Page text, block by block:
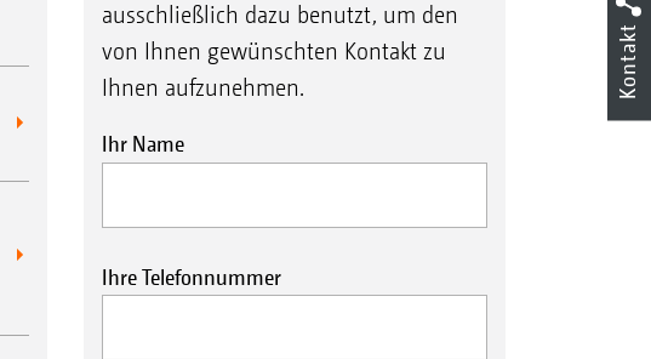
ausschließlich dazu benutzt, um den
von Ihnen gewünschten Kontakt zu
Ihnen aufzunehmen.
Ihr Name
Ihre Telefonnummer
Kontakt